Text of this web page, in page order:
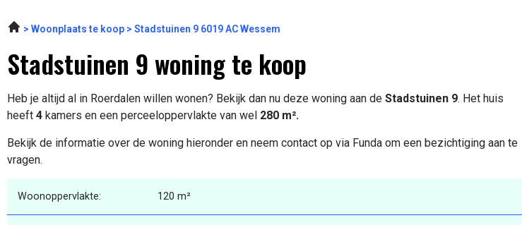
Woonplaats te koop Stadstuinen 9 6019 AC Wessem
Stadstuinen 9 woning te koop
Heb je altijd al in Roerdalen willen wonen? Bekijk dan nu deze woning aan de Stadstuinen 9. Het huis
heeft 4 kamers en een perceeloppervlakte van wel 280 m².
Bekijk de informatie over de woning hieronder en neem contact op via Funda om een bezichtiging aan te
vragen.
Woonoppervlakte: 120 m²